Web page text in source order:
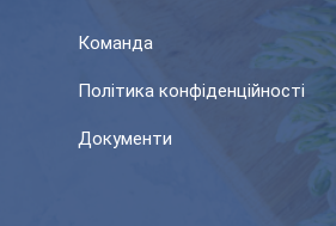
Команда
Політика конфіденційності
Документи